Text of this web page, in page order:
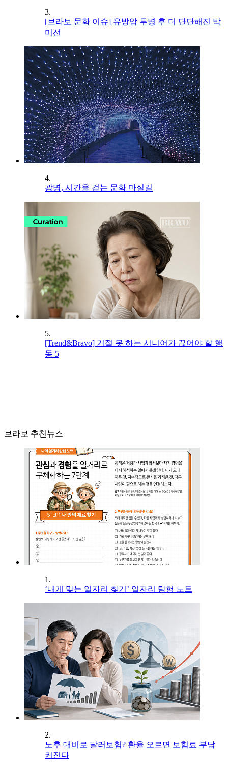
3.
[브라보 문화 이슈] 유방암 투병 후 더 단단해진 박
미선
4.
광명, 시간을 걷는 문화 마실길
5.
[Trend&Bravo] 거절 못 하는 시니어가 끊어야 할 행
동 5
브라보 추천뉴스
1.
‘내게 맞는 일자리 찾기’ 일자리 탐험 노트
2.
노후 대비로 달러보험? 환율 오르면 보험료 부담
커진다